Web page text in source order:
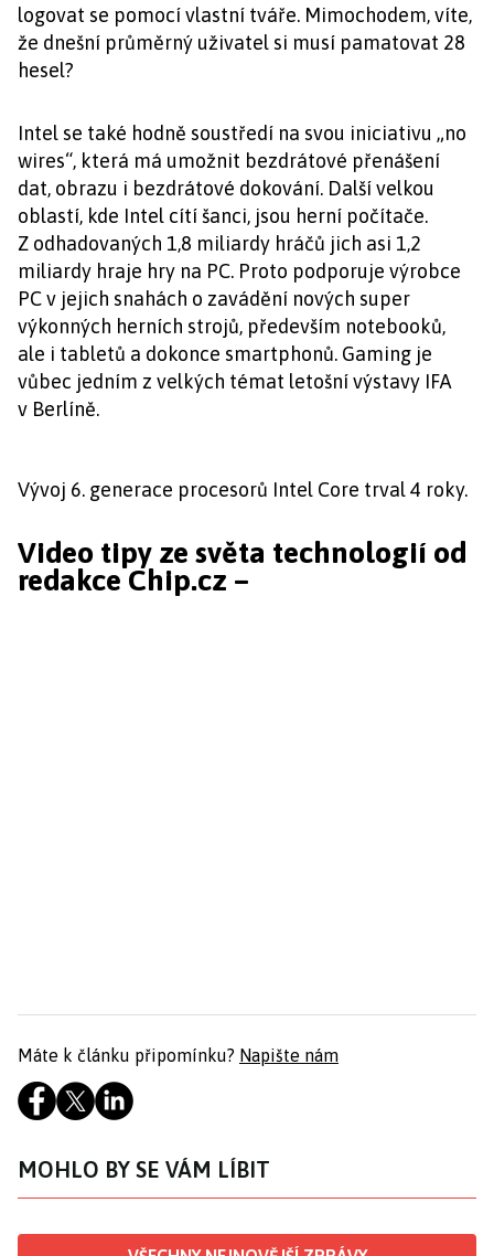
logovat se pomocí vlastní tváře. Mimochodem, víte,
že dnešní průměrný uživatel si musí pamatovat 28
hesel?
Intel se také hodně soustředí na svou iniciativu „no
wires“, která má umožnit bezdrátové přenášení
dat, obrazu i bezdrátové dokování. Další velkou
oblastí, kde Intel cítí šanci, jsou herní počítače.
Z odhadovaných 1,8 miliardy hráčů jich asi 1,2
miliardy hraje hry na PC. Proto podporuje výrobce
PC v jejich snahách o zavádění nových super
výkonných herních strojů, především notebooků,
ale i tabletů a dokonce smartphonů. Gaming je
vůbec jedním z velkých témat letošní výstavy IFA
v Berlíně.
Vývoj 6. generace procesorů Intel Core trval 4 roky.
Video tipy ze světa technologií od
redakce Chip.cz –
Máte k článku připomínku? Napište nám
MOHLO BY SE VÁM LÍBIT